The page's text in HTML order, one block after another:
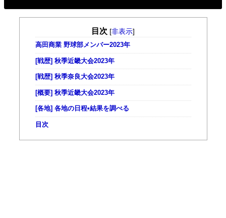
目次 [非表示]
高田商業 野球部メンバー2023年
[戦歴] 秋季近畿大会2023年
[戦歴] 秋季奈良大会2023年
[概要] 秋季近畿大会2023年
[各地] 各地の日程•結果を調べる
目次